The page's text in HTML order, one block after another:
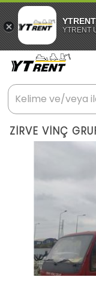
YTRENT
YTRENT
ZİRVE VİNÇ